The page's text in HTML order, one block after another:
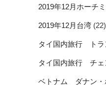
2019年12月ホーチ
2019年12月台湾 (22)
タイ国内旅行 トラ
タイ国内旅行 チェ
ベトナム ダナン・